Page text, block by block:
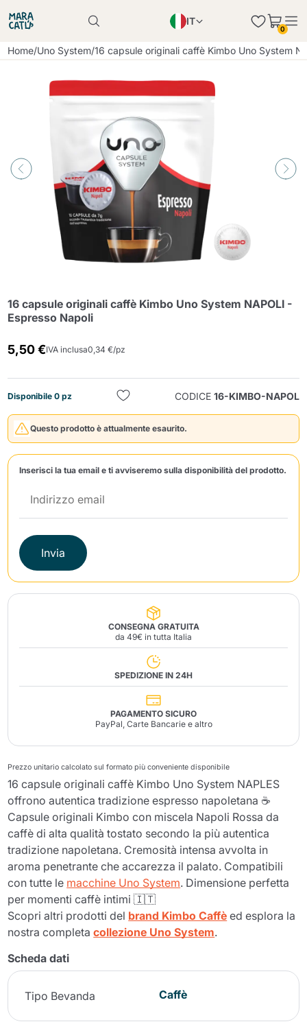
IT
EN
DE
0
Home/Uno System/16 capsule originali caffè Kimbo Uno System
16 capsule originali caffè Kimbo Uno System NAPOLI -
Espresso Napoli
5,50 €IVA inclusa0,34 €/pz
Disponibile 0 pz CODICE 16-KIMBO-NAPOL
Questo prodotto è attualmente esaurito.
Inserisci la tua email e ti avviseremo sulla disponibilità del prodotto.
Invia
CONSEGNA GRATUITA
da 49€ in tutta Italia
SPEDIZIONE IN 24H
PAGAMENTO SICURO
PayPal, Carte Bancarie e altro
Prezzo unitario calcolato sul formato più conveniente disponibile
16 capsule originali caffè Kimbo Uno System NAPLES
offrono autentica tradizione espresso napoletana ☕
Capsule originali Kimbo con miscela Napoli Rossa da
caffè di alta qualità tostato secondo la più autentica
tradizione napoletana. Cremosità intensa avvolta in
aroma penetrante che accarezza il palato. Compatibili
con tutte le macchine Uno System. Dimensione perfetta
per momenti caffè intimi 🇮🇹
Scopri altri prodotti del brand Kimbo Caffè ed esplora la
nostra completacollezione Uno System.
Scheda dati
Tipo Bevanda Caffè
Il prodotto è stato aggiunto con successo al
Il prodotto è stato aggiunto con successo al
Continua a fare acquisti
Continua a fare acquisti
Aggiungi la quantità minima consentita
Continua a fare acquisti
Invia